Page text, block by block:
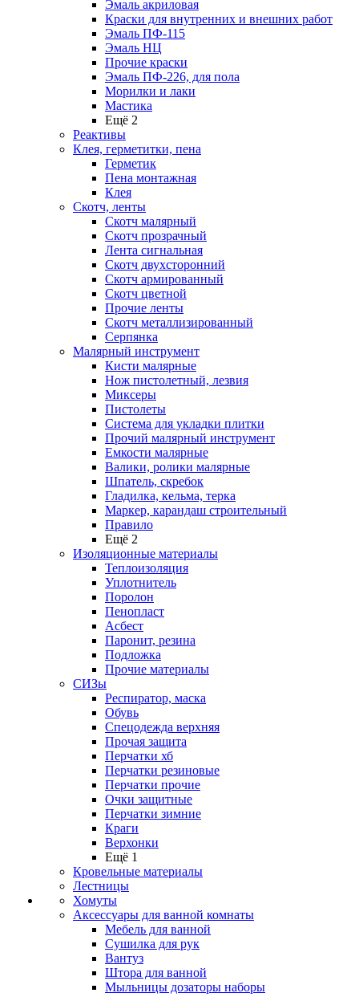
Эмаль акриловая
Краски для внутренних и внешних работ
Эмаль ПФ-115
Эмаль НЦ
Прочие краски
Эмаль ПФ-226, для пола
Морилки и лаки
Мастика
Ещё 2
Реактивы
Клея, герметитки, пена
Герметик
Пена монтажная
Клея
Скотч, ленты
Скотч малярный
Скотч прозрачный
Лента сигнальная
Скотч двухсторонний
Скотч армированный
Скотч цветной
Прочие ленты
Скотч металлизированный
Серпянка
Малярный инструмент
Кисти малярные
Нож пистолетный, лезвия
Миксеры
Пистолеты
Система для укладки плитки
Прочий малярный инструмент
Емкости малярные
Валики, ролики малярные
Шпатель, скребок
Гладилка, кельма, терка
Маркер, карандаш строительный
Правило
Ещё 2
Изоляционные материалы
Теплоизоляция
Уплотнитель
Поролон
Пенопласт
Асбест
Паронит, резина
Подложка
Прочие материалы
СИЗы
Респиратор, маска
Обувь
Спецодежда верхняя
Прочая защита
Перчатки хб
Перчатки резиновые
Перчатки прочие
Очки защитные
Перчатки зимние
Краги
Верхонки
Ещё 1
Кровельные материалы
Лестницы
Хомуты
Аксессуары для ванной комнаты
Мебель для ванной
Сушилка для рук
Вантуз
Штора для ванной
Мыльницы дозаторы наборы